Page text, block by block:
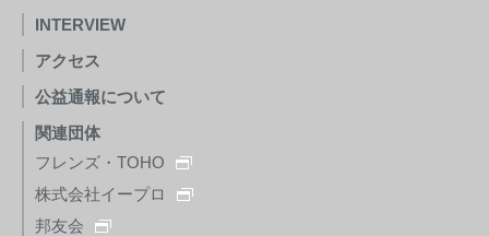
INTERVIEW
アクセス
公益通報について
関連団体
フレンズ・TOHO
株式会社イープロ
邦友会